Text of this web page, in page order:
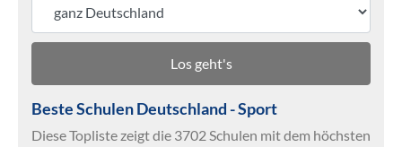
Los geht's
Beste Schulen Deutschland - Sport
Diese Topliste zeigt die 3702 Schulen mit dem höchsten